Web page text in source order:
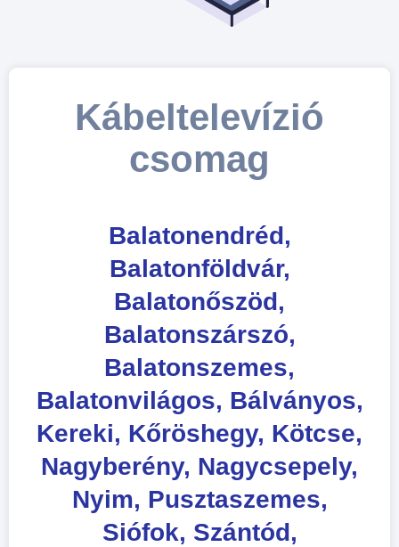
Kábeltelevízió
csomag
Balatonendréd,
Balatonföldvár,
Balatonőszöd,
Balatonszárszó,
Balatonszemes,
Balatonvilágos, Bálványos,
Kereki, Kőröshegy, Kötcse,
Nagyberény, Nagycsepely,
Nyim, Pusztaszemes,
Siófok, Szántód,